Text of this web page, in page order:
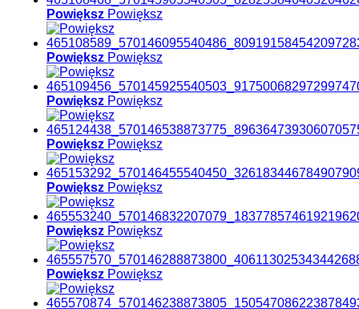
Powiększ Powiększ
Powiększ Powiększ
Powiększ Powiększ
Powiększ Powiększ
Powiększ Powiększ
Powiększ Powiększ
Powiększ Powiększ